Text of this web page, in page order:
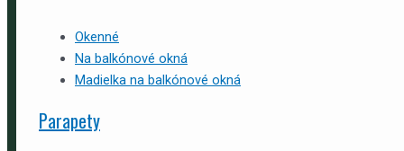
Okenné
Na balkónové okná
Madielka na balkónové okná
Parapety